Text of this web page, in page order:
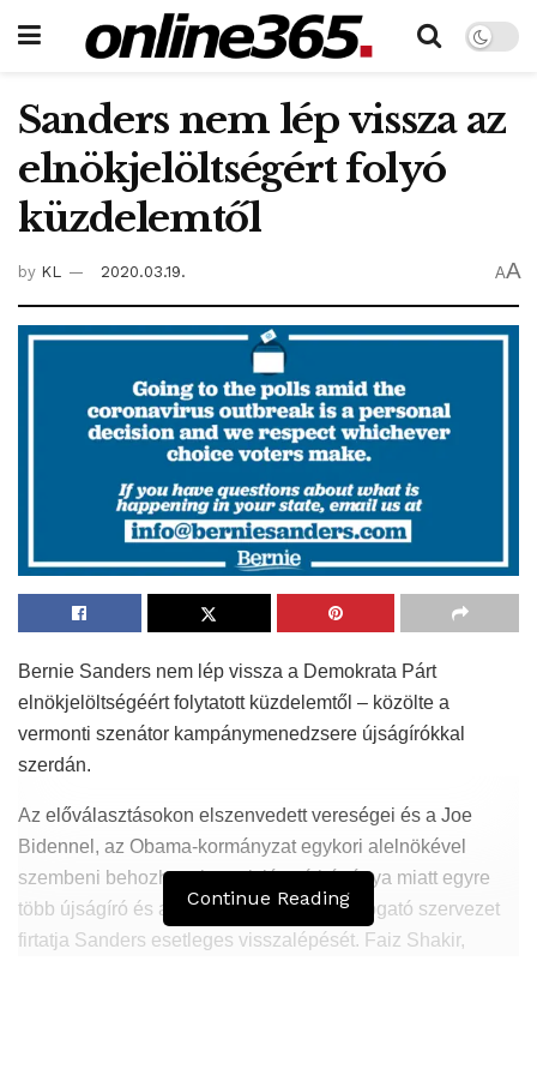
Sanders nem lép vissza az
elnökjelöltségért folyó
küzdelemtől
by KL 2020.03.19. AA
Bernie Sanders nem lép vissza a Demokrata Párt
elnökjelöltségéért folytatott küzdelemtől – közölte a
vermonti szenátor kampánymenedzsere újságírókkal
szerdán.
Az előválasztásokon elszenvedett vereségei és a Joe
Bidennel, az Obama-kormányzat egykori alelnökével
szembeni behozhatatlannak látszó hátránya miatt egyre
több újságíró és a vermonti szenátort támogató szervezet
firtatja Sanders esetleges visszalépését. Faiz Shakir,
Continue Reading